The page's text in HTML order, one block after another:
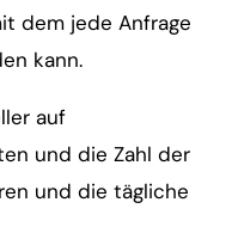
dem jede Anfrage
kann.
auf
und die Zahl der
und die tägliche